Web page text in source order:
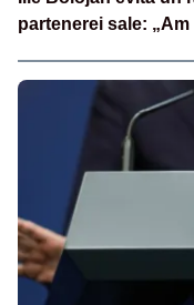
partenerei sale: